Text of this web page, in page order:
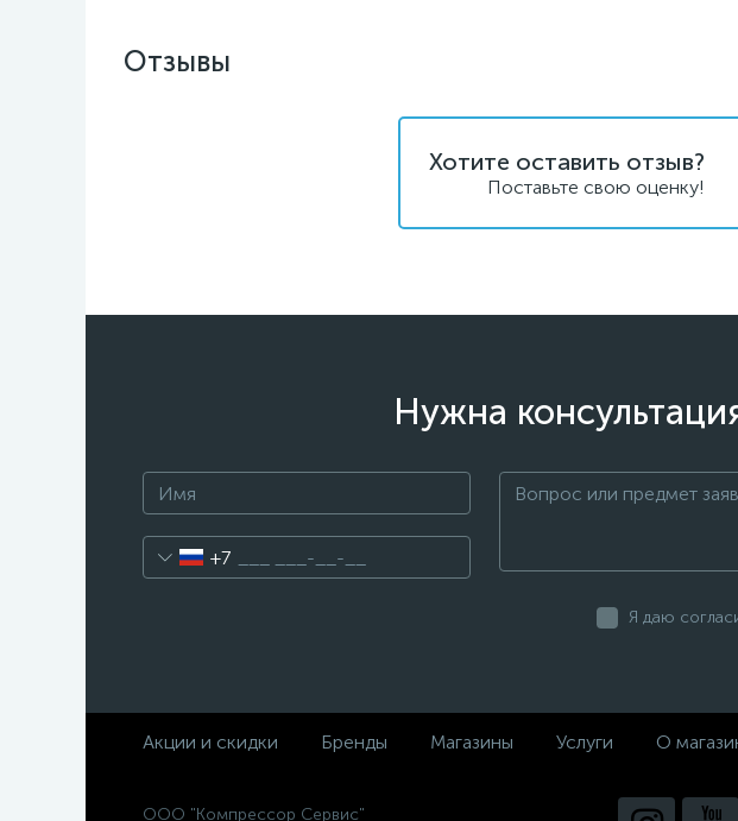
Отзывы
Хотите оставить отзыв?
Поставьте свою оценку!
Нужна
+7
Я даю
Акции и скидки Бренды Магазины Услуги О
ООО "Компрессор Сервис"